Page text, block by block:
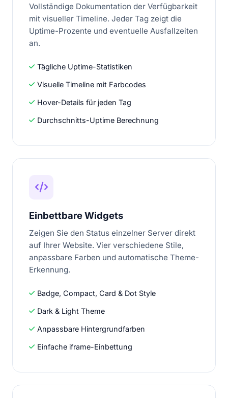
Vollständige Dokumentation der Verfügbarkeit
mit visueller Timeline. Jeder Tag zeigt die
Uptime-Prozente und eventuelle Ausfallzeiten
an.
Tägliche Uptime-Statistiken
Visuelle Timeline mit Farbcodes
Hover-Details für jeden Tag
Durchschnitts-Uptime Berechnung
Einbettbare Widgets
Zeigen Sie den Status einzelner Server direkt
auf Ihrer Website. Vier verschiedene Stile,
anpassbare Farben und automatische Theme-
Erkennung.
Badge, Compact, Card & Dot Style
Dark & Light Theme
Anpassbare Hintergrundfarben
Einfache iframe-Einbettung